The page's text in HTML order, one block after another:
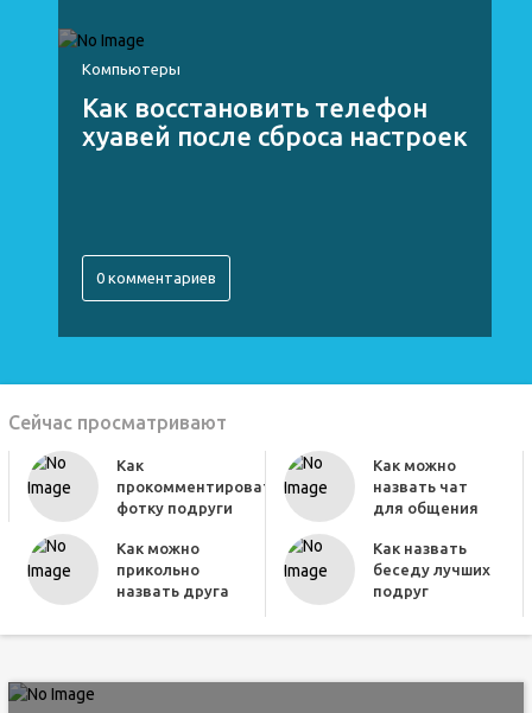
Компьютеры
Как восстановить телефон
хуавей после сброса настроек
0 комментариев
Сейчас просматривают
Как
прокомментировать
фотку подруги
Как можно
назвать чат
для общения
Как можно
прикольно
назвать друга
Как назвать
беседу лучших
подруг